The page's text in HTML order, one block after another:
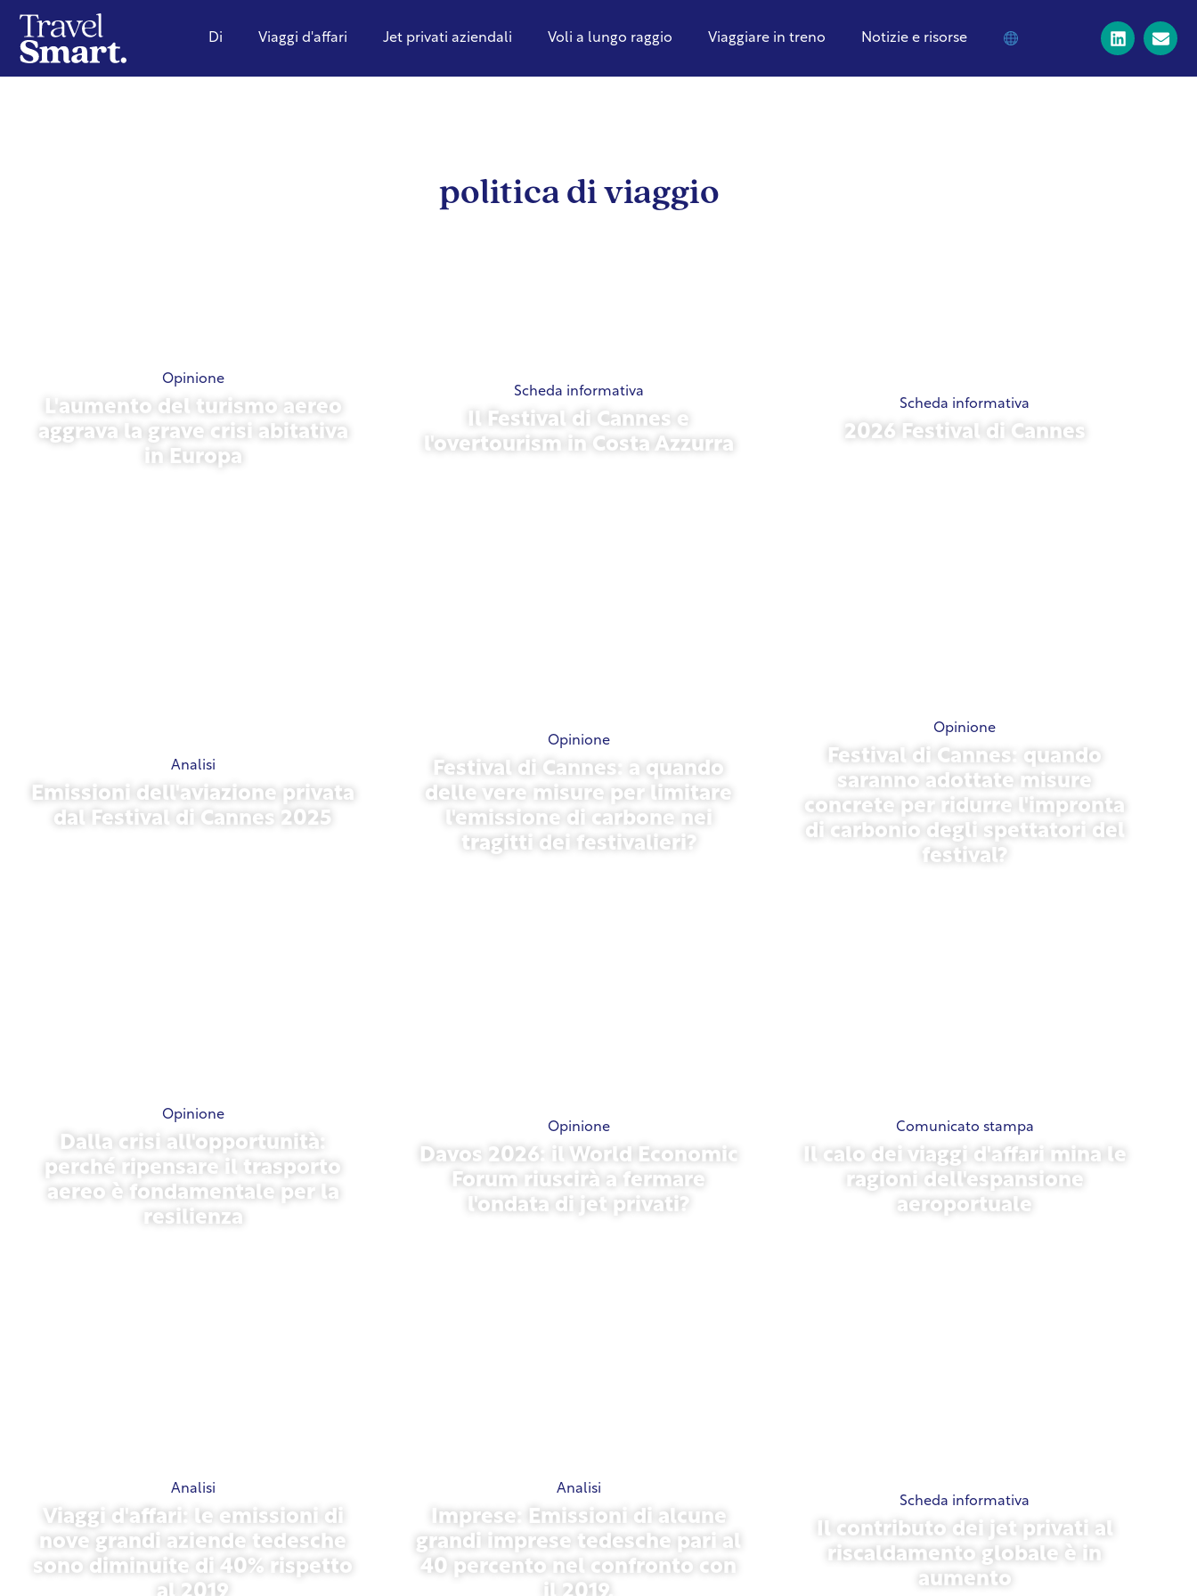
Di Viaggi d'affari Jet privati aziendali Voli a lungo raggio Viaggiare in treno Notizie e risorse
politica di viaggio
Opinione
L'aumento del turismo aereo
aggrava la grave crisi abitativa
in Europa
Scheda informativa
Il Festival di Cannes e
l'overtourism in Costa Azzurra
Scheda informativa
2026 Festival di Cannes
Analisi
Emissioni dell'aviazione privata
dal Festival di Cannes 2025
Opinione
Festival di Cannes: a quando
delle vere misure per limitare
l'emissione di carbone nei
tragitti dei festivalieri?
Opinione
Festival di Cannes: quando
saranno adottate misure
concrete per ridurre l'impronta
di carbonio degli spettatori del
festival?
Opinione
Dalla crisi all'opportunità:
perché ripensare il trasporto
aereo è fondamentale per la
resilienza
Opinione
Davos 2026: il World Economic
Forum riuscirà a fermare
l'ondata di jet privati?
Comunicato stampa
Il calo dei viaggi d'affari mina le
ragioni dell'espansione
aeroportuale
Analisi
Viaggi d'affari: le emissioni di
nove grandi aziende tedesche
sono diminuite di 40% rispetto
Analisi
Imprese: Emissioni di alcune
grandi imprese tedesche pari al
40 percento nel confronto con
Scheda informativa
Il contributo dei jet privati al
riscaldamento globale è in
aumento